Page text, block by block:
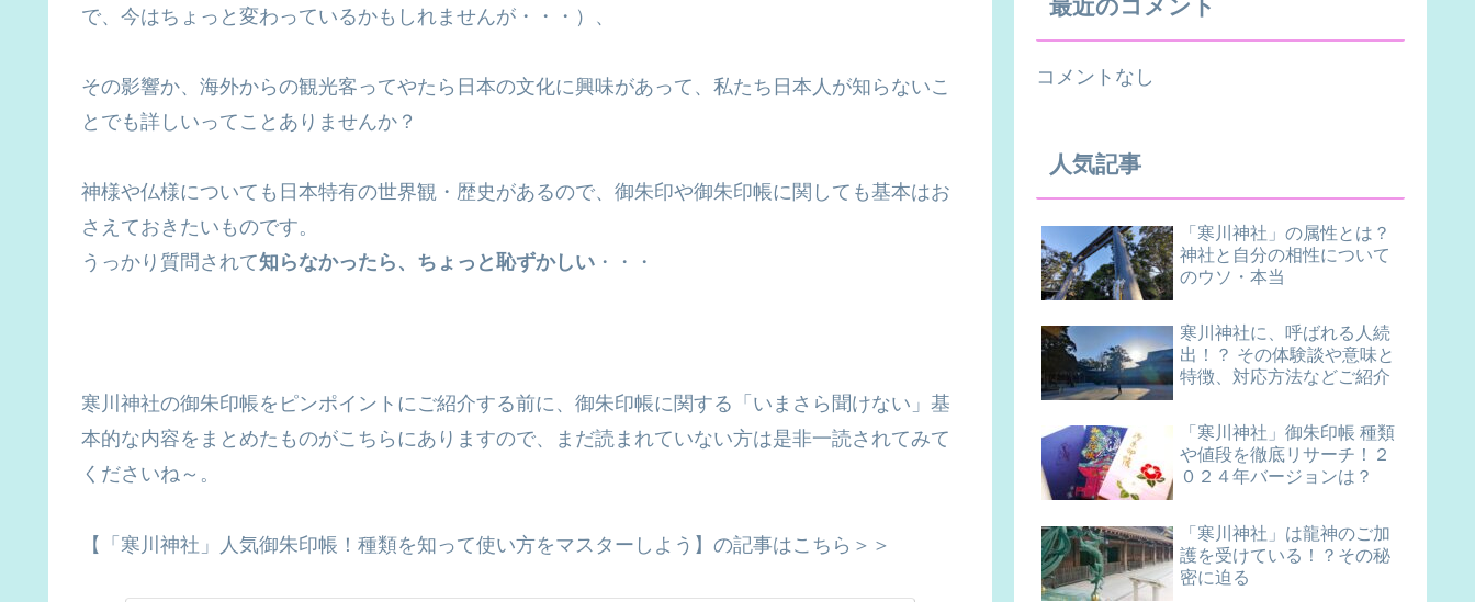
で、今はちょっと変わっているかもしれませんが・・・）、
その影響か、海外からの観光客ってやたら日本の文化に興味があって、私たち日本人が知らないこ
とでも詳しいってことありませんか？
神様や仏様についても日本特有の世界観・歴史があるので、御朱印や御朱印帳に関しても基本はお
さえておきたいものです。
うっかり質問されて知らなかったら、ちょっと恥ずかしい ・・・
寒川神社の御朱印帳をピンポイントにご紹介する前に、御朱印帳に関する「いまさら聞けない」基
本的な内容をまとめたものがこちらにありますので、まだ読まれていない方は是非一読されてみて
くださいね～。
【「寒川神社」人気御朱印帳！種類を知って使い方をマスターしよう】の記事はこちら＞＞
最近のコメント
コメントなし
人気記事
「寒川神社」の属性とは？
神社と自分の相性について
のウソ・本当
寒川神社に、呼ばれる人続
出！？ その体験談や意味と
特徴、対応方法などご紹介
「寒川神社」御朱印帳 種類
や値段を徹底リサーチ！２
０２４年バージョンは？
「寒川神社」は龍神のご加
護を受けている！？その秘
密に迫る